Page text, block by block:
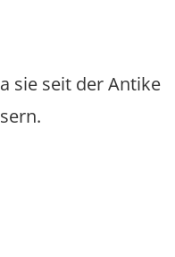
sie seit der Antike